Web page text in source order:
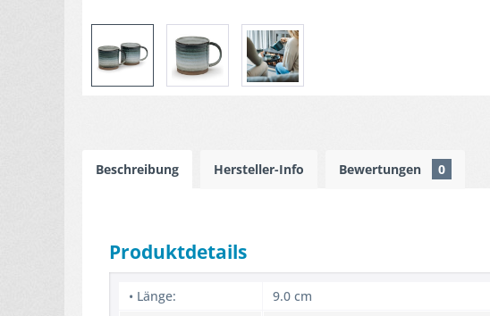
Beschreibung Hersteller-Info Bewertungen 0
Produktdetails
• Länge:
9.0 cm